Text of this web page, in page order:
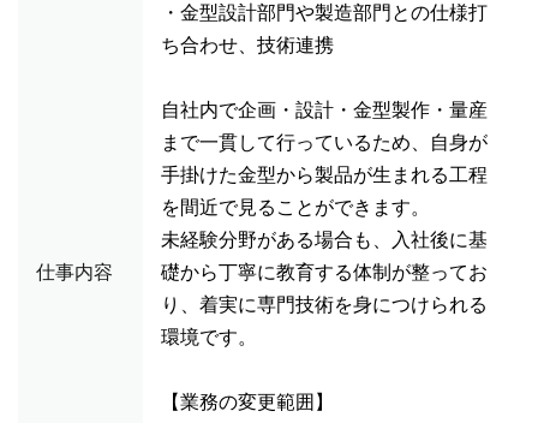
仕事内容
・金型設計部門や製造部門との仕様打
ち合わせ、技術連携
自社内で企画・設計・金型製作・量産
まで一貫して行っているため、自身が
手掛けた金型から製品が生まれる工程
を間近で見ることができます。
未経験分野がある場合も、入社後に基
礎から丁寧に教育する体制が整ってお
り、着実に専門技術を身につけられる
環境です。
【業務の変更範囲】